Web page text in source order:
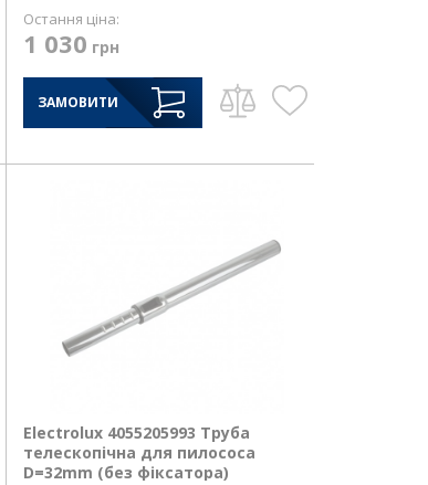
Остання ціна:
1 030 грн
ЗАМОВИТИ
Electrolux 4055205993 Труба
телескопічна для пилососа
D=32mm (без фіксатора)